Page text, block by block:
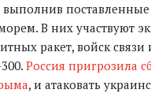
В них участвуют
ракет, войск
Россия пригрозила
, и атаковать